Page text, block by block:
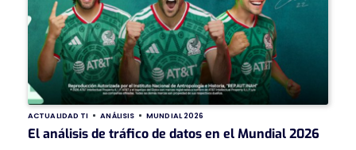
ACTUALIDAD TI ANÁLISIS MUNDIAL 2026
El análisis de tráfico de datos en el Mundial 2026